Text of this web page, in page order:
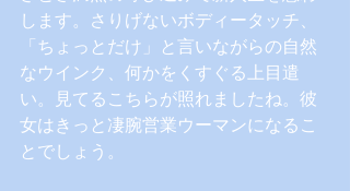
します。さりげないボディータッチ、
「ちょっとだけ」と言いながらの自然
なウインク、何かをくすぐる上目遣
い。見てるこちらが照れましたね。彼
女はきっと凄腕営業ウーマンになるこ
とでしょう。